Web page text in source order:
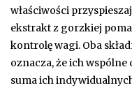
właściwości
ekstrakt z gorzkiej
kontrolę wagi. Oba
oznacza, że ich wspólne
suma ich